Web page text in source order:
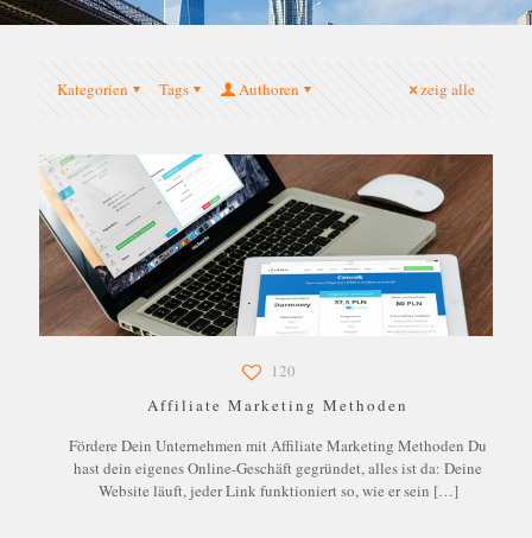
Kategorien Tags Authoren zeig alle
120
Affiliate Marketing Methoden
Fördere Dein Unternehmen mit Affiliate Marketing Methoden Du
hast dein eigenes Online-Geschäft gegründet, alles ist da: Deine
Website läuft, jeder Link funktioniert so, wie er sein […]